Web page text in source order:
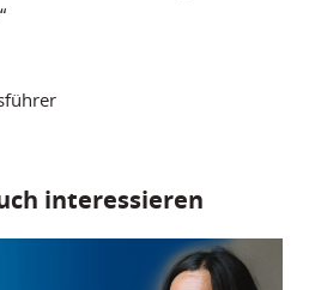
interessieren